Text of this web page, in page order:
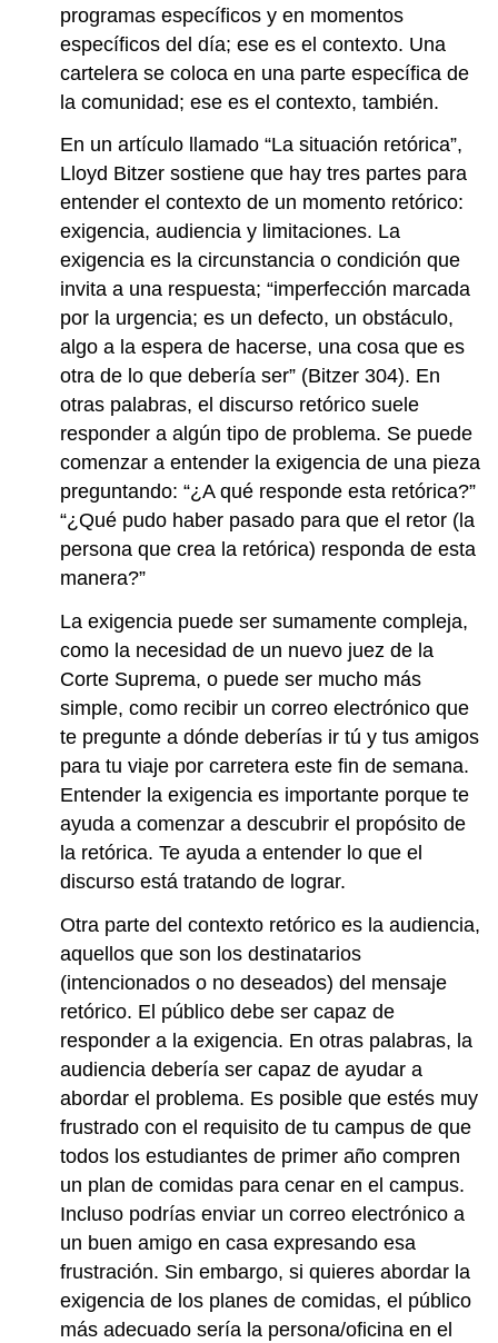
programas específicos y en momentos
específicos del día; ese es el contexto. Una
cartelera se coloca en una parte específica de
la comunidad; ese es el contexto, también.
En un artículo llamado “La situación retórica”,
Lloyd Bitzer sostiene que hay tres partes para
entender el contexto de un momento retórico:
exigencia, audiencia y limitaciones. La
exigencia es la circunstancia o condición que
invita a una respuesta; “imperfección marcada
por la urgencia; es un defecto, un obstáculo,
algo a la espera de hacerse, una cosa que es
otra de lo que debería ser” (Bitzer 304). En
otras palabras, el discurso retórico suele
responder a algún tipo de problema. Se puede
comenzar a entender la exigencia de una pieza
preguntando: “¿A qué responde esta retórica?”
“¿Qué pudo haber pasado para que el retor (la
persona que crea la retórica) responda de esta
manera?”
La exigencia puede ser sumamente compleja,
como la necesidad de un nuevo juez de la
Corte Suprema, o puede ser mucho más
simple, como recibir un correo electrónico que
te pregunte a dónde deberías ir tú y tus amigos
para tu viaje por carretera este fin de semana.
Entender la exigencia es importante porque te
ayuda a comenzar a descubrir el propósito de
la retórica. Te ayuda a entender lo que el
discurso está tratando de lograr.
Otra parte del contexto retórico es la audiencia,
aquellos que son los destinatarios
(intencionados o no deseados) del mensaje
retórico. El público debe ser capaz de
responder a la exigencia. En otras palabras, la
audiencia debería ser capaz de ayudar a
abordar el problema. Es posible que estés muy
frustrado con el requisito de tu campus de que
todos los estudiantes de primer año compren
un plan de comidas para cenar en el campus.
Incluso podrías enviar un correo electrónico a
un buen amigo en casa expresando esa
frustración. Sin embargo, si quieres abordar la
exigencia de los planes de comidas, el público
más adecuado sería la persona/oficina en el